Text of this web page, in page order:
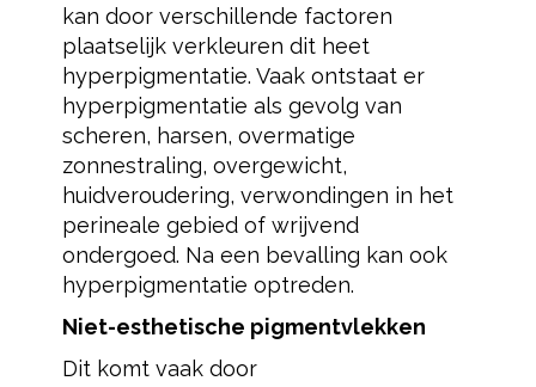
kan door verschillende factoren
plaatselijk verkleuren dit heet
hyperpigmentatie. Vaak ontstaat er
hyperpigmentatie als gevolg van
scheren, harsen, overmatige
zonnestraling, overgewicht,
huidveroudering, verwondingen in het
perineale gebied of wrijvend
ondergoed. Na een bevalling kan ook
hyperpigmentatie optreden.
Niet-esthetische pigmentvlekken
Dit komt vaak door